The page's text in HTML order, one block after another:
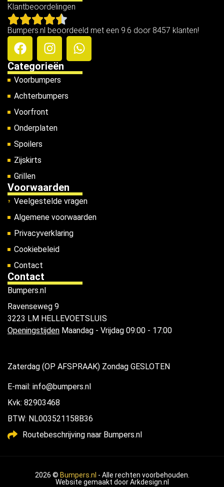
Klantbeoordelingen
Bumpers.nl beoordeeld met een 9.6 door 8457 klanten!
Categorieën
Voorbumpers
Achterbumpers
Voorfront
Onderplaten
Spoilers
Zijskirts
Grillen
Voorwaarden
Veelgestelde vragen
Algemene voorwaarden
Privacyverklaring
Cookiebeleid
Contact
Contact
Bumpers.nl
Ravenseweg 9
3223 LM HELLEVOETSLUIS
Openingstijden Maandag - Vrijdag 09:00 - 17:00
Zaterdag (OP AFSPRAAK) Zondag GESLOTEN
E-mail: info@bumpers.nl
Kvk: 82903468
BTW: NL003521158B36
Routebeschrijving naar Bumpers.nl
2026 © Bumpers.nl - Alle rechten voorbehouden.
Website gemaakt doorArkdesign.nl